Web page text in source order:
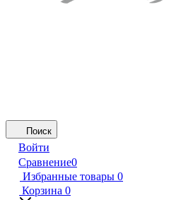
Поиск
Войти
Сравнение0
Избранные товары 0
Корзина 0